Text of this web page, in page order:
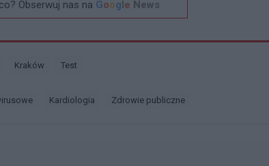
Obserwuj nas na Google News
Kraków Test
Kardiologia Zdrowie publiczne